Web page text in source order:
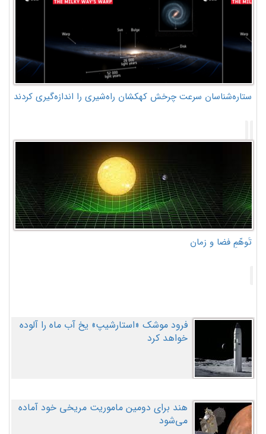
ستاره‌شناسان سرعت چرخش کهکشان راه‌شیری را اندازه‌گیری کردند
تَوهّمِ فضا و زمان
فرود موشک «استارشیپ» یخ آب ماه را آلوده
خواهد کرد
هند برای دومین ماموریت مریخی خود آماده
می‌شود